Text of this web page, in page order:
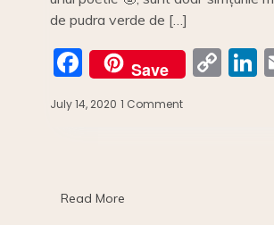
de pudra verde de […]
F
a
c
o
Save
C
July 14, 2020 1 Comment
Read More